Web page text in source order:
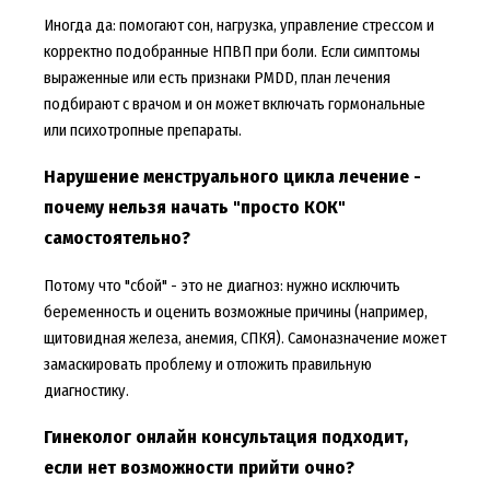
Иногда да: помогают сон, нагрузка, управление стрессом и
корректно подобранные НПВП при боли. Если симптомы
выраженные или есть признаки PMDD, план лечения
подбирают с врачом и он может включать гормональные
или психотропные препараты.
Нарушение менструального цикла лечение -
почему нельзя начать "просто КОК"
самостоятельно?
Потому что "сбой" - это не диагноз: нужно исключить
беременность и оценить возможные причины (например,
щитовидная железа, анемия, СПКЯ). Самоназначение может
замаскировать проблему и отложить правильную
диагностику.
Гинеколог онлайн консультация подходит,
если нет возможности прийти очно?